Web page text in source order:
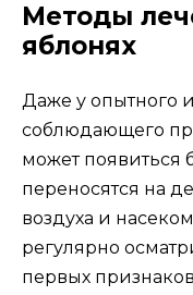
Методы
яблонях
Даже у опытного
соблюдающего
может появиться
переносятся на
воздуха и
регулярно
первых